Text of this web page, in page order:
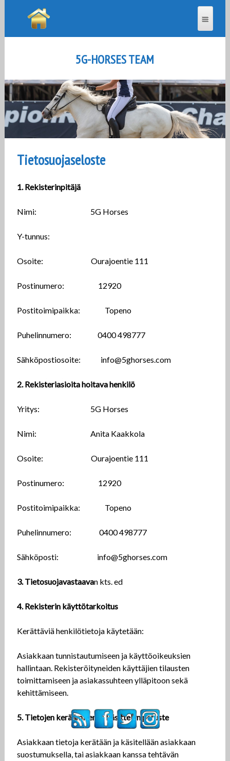
5G-HORSES TEAM
Tietosuojaseloste
1. Rekisterinpitäjä
Nimi: 5G Horses
Y-tunnus:
Osoite: Ourajoentie 111
Postinumero: 12920
Postitoimipaikka: Topeno
Puhelinnumero: 0400 498777
Sähköpostiosoite: info@5ghorses.com
2. Rekisteriasioita hoitava henkilö
Yritys: 5G Horses
Nimi: Anita Kaakkola
Osoite: Ourajoentie 111
Postinumero: 12920
Postitoimipaikka: Topeno
Puhelinnumero: 0400 498777
Sähköposti: info@5ghorses.com
3. Tietosuojavastaavan kts. ed
4. Rekisterin käyttötarkoitus
Kerättäviä henkilötietoja käytetään:
Asiakkaan tunnistautumiseen ja käyttöoikeuksien
hallintaan. Rekisteröityneiden käyttäjien tilausten
toimittamiseen ja asiakassuhteen ylläpitoon sekä
kehittämiseen.
5. Tietojen keräämisen ja käsittelyn peruste
Asiakkaan tietoja kerätään ja käsitellään asiakkaan
suostumuksella, tai asiakkaan kanssa tehtävän